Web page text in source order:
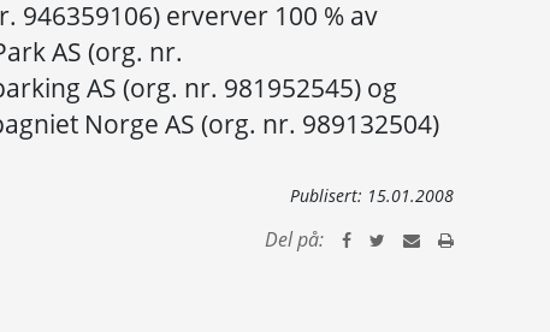
946359106) erverver 100 % av
AS (org. nr.
AS (org. nr. 981952545) og
Norge AS (org. nr. 989132504)
Publisert: 15.01.2008
Del på: